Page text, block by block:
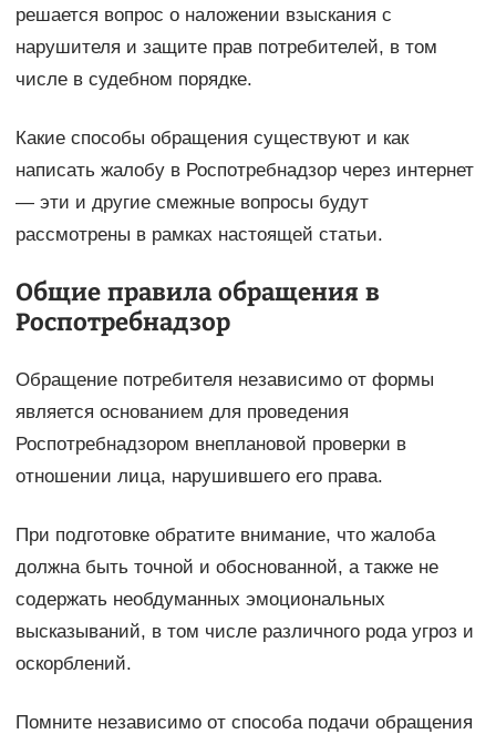
решается вопрос о наложении взыскания с
нарушителя и защите прав потребителей, в том
числе в судебном порядке.
Какие способы обращения существуют и как
написать жалобу в Роспотребнадзор через интернет
— эти и другие смежные вопросы будут
рассмотрены в рамках настоящей статьи.
Общие правила обращения в
Роспотребнадзор
Обращение потребителя независимо от формы
является основанием для проведения
Роспотребнадзором внеплановой проверки в
отношении лица, нарушившего его права.
При подготовке обратите внимание, что жалоба
должна быть точной и обоснованной, а также не
содержать необдуманных эмоциональных
высказываний, в том числе различного рода угроз и
оскорблений.
Помните независимо от способа подачи обращения